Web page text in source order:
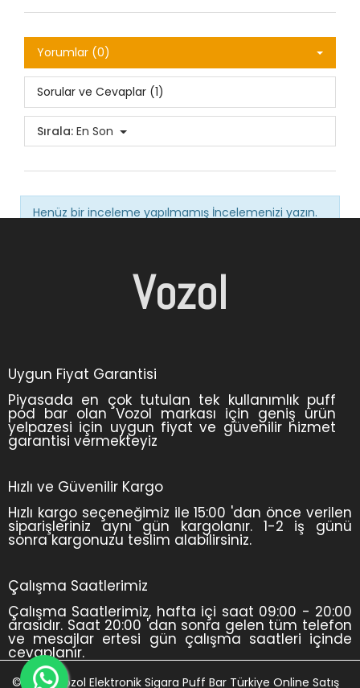
Yorumlar (0)
Sorular ve Cevaplar (1)
Sırala: En Son
Henüz bir inceleme yapılmamış İncelemenizi yazın.
Vozol
Uygun Fiyat Garantisi
Piyasada en çok tutulan tek kullanımlık puff
pod bar olan Vozol markası için geniş ürün
yelpazesi için uygun fiyat ve güvenilir hizmet
garantisi vermekteyiz
Hızlı ve Güvenilir Kargo
Hızlı kargo seçeneğimiz ile 15:00 'dan önce verilen
siparişleriniz aynı gün kargolanır. 1-2 iş günü
sonra kargonuzu teslim alabilirsiniz.
Çalışma Saatlerimiz
Çalışma Saatlerimiz, hafta içi saat 09:00 - 20:00
arasıdır. Saat 20:00 'dan sonra gelen tüm telefon
ve mesajlar ertesi gün çalışma saatleri içinde
cevaplanır.
© 2024 Vozol Elektronik Sigara Puff Bar Türkiye Online Satış